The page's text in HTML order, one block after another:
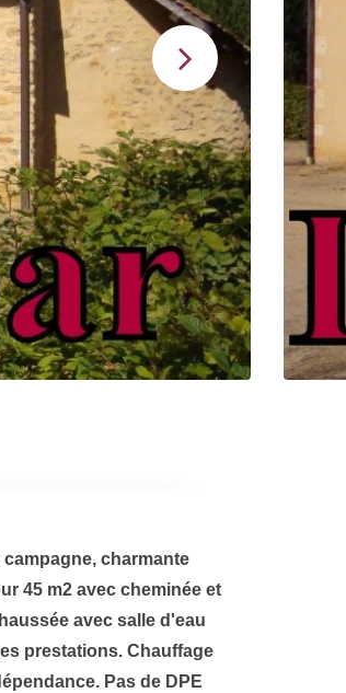
charmante
45 m2 avec cheminée et
avec salle d'eau
prestations. Chauffage
Pas de DPE